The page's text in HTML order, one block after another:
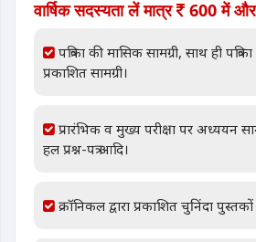
वार्षिक सदस्यता लें मात्र 600 में और
पत्रिका की मासिक सामग्री, साथ ही
प्रकाशित सामग्री।
प्रारंभिक व मुख्य परीक्षा पर अध्ययन
हल प्रश्न-पत्र आदि।
क्रॉनिकल द्वारा प्रकाशित चुनिंदा